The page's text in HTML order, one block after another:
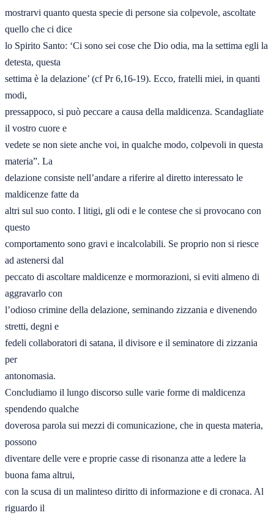
mostrarvi quanto questa specie di persone sia colpevole, ascoltate
quello che ci dice
lo Spirito Santo: ‘Ci sono sei cose che Dio odia, ma la settima egli la
detesta, questa
settima è la delazione’ (cf Pr 6,16-19). Ecco, fratelli miei, in quanti
modi,
pressappoco, si può peccare a causa della maldicenza. Scandagliate
il vostro cuore e
vedete se non siete anche voi, in qualche modo, colpevoli in questa
materia”. La
delazione consiste nell’andare a riferire al diretto interessato le
maldicenze fatte da
altri sul suo conto. I litigi, gli odi e le contese che si provocano con
questo
comportamento sono gravi e incalcolabili. Se proprio non si riesce
ad astenersi dal
peccato di ascoltare maldicenze e mormorazioni, si eviti almeno di
aggravarlo con
l’odioso crimine della delazione, seminando zizzania e divenendo
stretti, degni e
fedeli collaboratori di satana, il divisore e il seminatore di zizzania
per
antonomasia.
Concludiamo il lungo discorso sulle varie forme di maldicenza
spendendo qualche
doverosa parola sui mezzi di comunicazione, che in questa materia,
possono
diventare delle vere e proprie casse di risonanza atte a ledere la
buona fama altrui,
con la scusa di un malinteso diritto di informazione e di cronaca. Al
riguardo il